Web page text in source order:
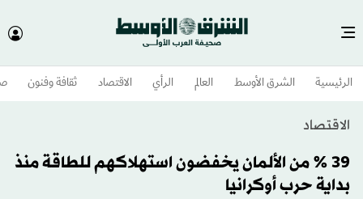
الرئيسية الشرق الأوسط​ العالم الرأي الاقتصاد ثقافة وفنون
الاقتصاد
39 % من الألمان يخفضون استهلاكهم للطاقة منذ
بداية حرب أوكرانيا